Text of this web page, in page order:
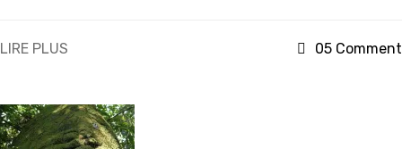
LIRE PLUS 05 Comment